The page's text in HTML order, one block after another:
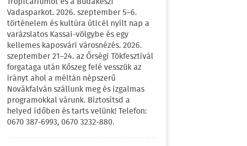
Vadasparkot. 2026. szeptember 5–6.
történelem és kultúra úticél nyílt nap a
varázslatos Kassai-völgybe és egy
kellemes kaposvári városnézés. 2026.
szeptember 21–24. az Őrségi Tökfesztivál
forgataga után Kőszeg felé vesszük az
irányt ahol a méltán népszerű
Novákfalván szállunk meg és izgalmas
programokkal várunk. Biztosítsd a
helyed időben és tarts velünk! Telefon:
0670 387-6993, 0670 3232-880.